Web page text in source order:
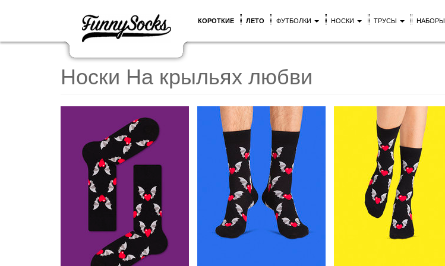
КОРОТКИЕ ЛЕТО ФУТБОЛКИ НОСКИ ТРУСЫ НАБОРЫ
Носки На крыльях любви